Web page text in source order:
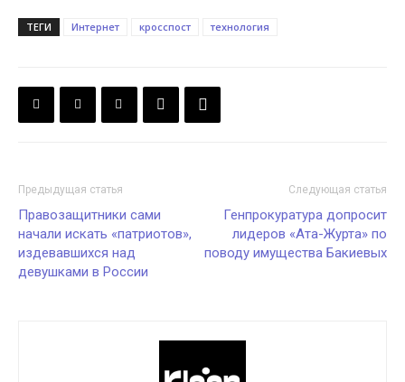
ТЕГИ Интернет кросспост технология
Предыдущая статья
Правозащитники сами
начали искать «патриотов»,
издевавшихся над
девушками в России
Следующая статья
Генпрокуратура допросит
лидеров «Ата-Журта» по
поводу имущества Бакиевых